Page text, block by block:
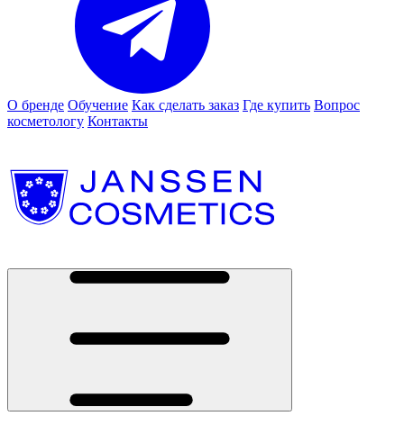
О бренде Обучение Как сделать заказ Где купить Вопрос
косметологу Контакты